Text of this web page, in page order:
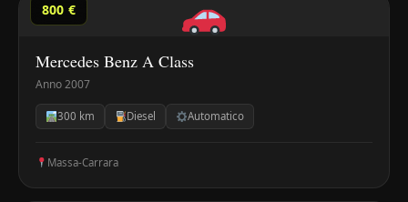
800 €
Mercedes Benz A Class
Anno 2007
300 km Diesel Automatico
Massa-Carrara